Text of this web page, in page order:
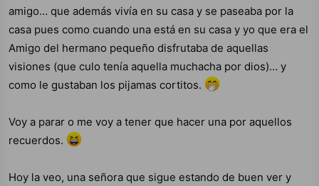
amigo… que además vivía en su casa y se paseaba por la
casa pues como cuando una está en su casa y yo que era el
Amigo del hermano pequeño disfrutaba de aquellas
visiones (que culo tenía aquella muchacha por dios)… y
como le gustaban los pijamas cortitos.
Voy a parar o me voy a tener que hacer una por aquellos
recuerdos.
Hoy la veo, una señora que sigue estando de buen ver y